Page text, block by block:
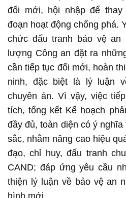
đổi mới, hội nhập để
đoạn hoạt động chống phá.
chức đấu tranh bảo vệ an
lượng Công an đặt ra
cần tiếp tục đổi mới, hoàn
ninh, đặc biệt là lý luận
chuyên án. Vì vậy, việc
tích, tổng kết Kế hoạch
đầy đủ, toàn diện có ý
sắc, nhằm nâng cao hiệu
đạo, chỉ huy, đấu tranh
CAND; đáp ứng yêu cầu
thiện lý luận về bảo vệ an